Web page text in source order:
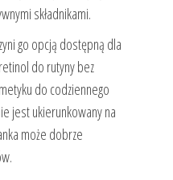
składnikami.
go opcją dostępną dla
do rutyny bez
do codziennego
jest ukierunkowany na
może dobrze